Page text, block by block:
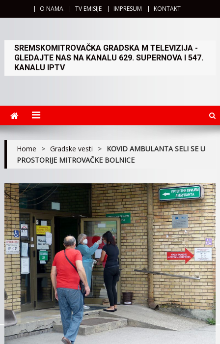
O NAMA TV EMISIJE IMPRESUM KONTAKT
SREMSKOMITROVAČKA GRADSKA M TELEVIZIJA -
GLEDAJTE NAS NA KANALU 629. SUPERNOVA I 547.
KANALU IPTV
Home > Gradske vesti > KOVID AMBULANTA SELI SE U
PROSTORIJE MITROVAČKE BOLNICE